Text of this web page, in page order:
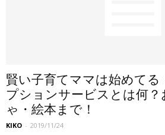
賢い子育てママは始めてる
プションサービスとは何？
ゃ・絵本まで！
KIKO - 2019/11/24